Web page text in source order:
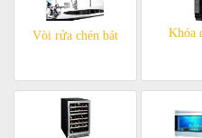
Vòi rửa chén bát Khóa